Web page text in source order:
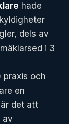
hade
dels av
i 3
praxis och
en
det att
av